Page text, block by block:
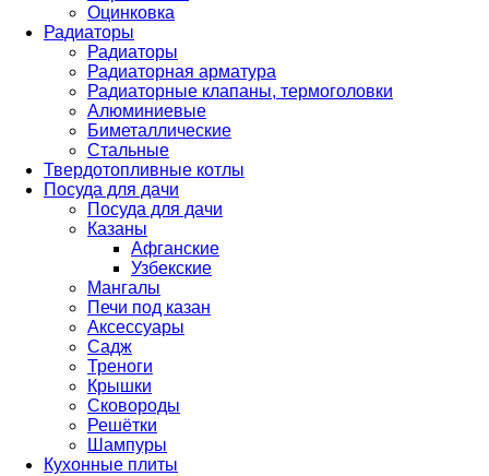
Оцинковка
Радиаторы
Радиаторы
Радиаторная арматура
Радиаторные клапаны, термоголовки
Алюминиевые
Биметаллические
Стальные
Твердотопливные котлы
Посуда для дачи
Посуда для дачи
Казаны
Афганские
Узбекские
Мангалы
Печи под казан
Аксессуары
Садж
Треноги
Крышки
Сковороды
Решётки
Шампуры
Кухонные плиты